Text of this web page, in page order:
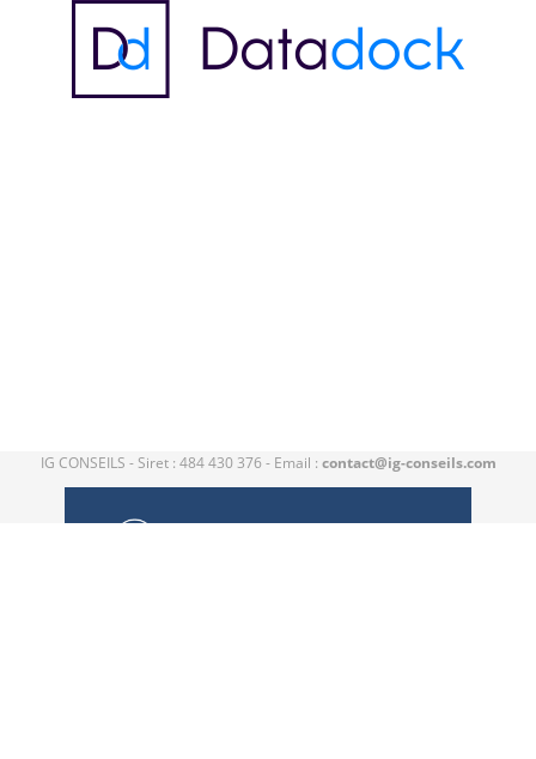
IG CONSEILS - Siret : 484 430 376 - Email : contact@ig-conseils.com